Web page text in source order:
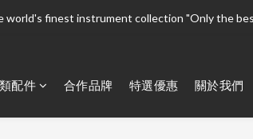
world's finest instrument collection "Only the
world's finest instrument collection "Only the
world's finest instrument collection "Only the
配件 合作品牌 特選優惠 關於我們